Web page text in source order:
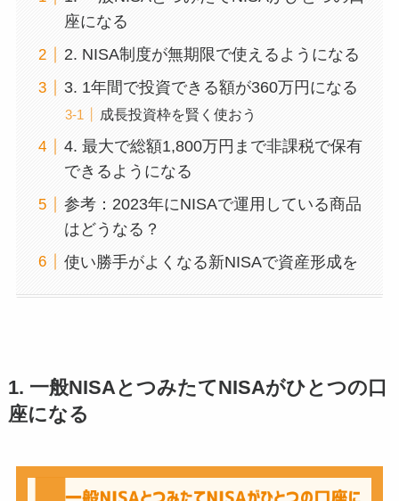
座になる
2. NISA制度が無期限で使えるようになる
3. 1年間で投資できる額が360万円になる
成長投資枠を賢く使おう
4. 最大で総額1,800万円まで非課税で保有
できるようになる
参考：2023年にNISAで運用している商品
はどうなる？
使い勝手がよくなる新NISAで資産形成を
1. 一般NISAとつみたてNISAがひとつの口
座になる